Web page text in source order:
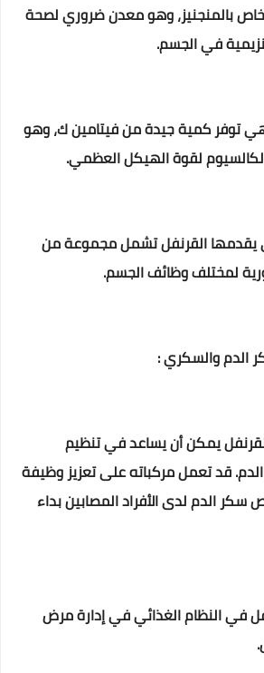
بالمنجنيز، وهو معدن ضروري لصحة
في الجسم.
توفر كمية جيدة من فيتامين ك، وهو
لقوة الهيكل العظمي.
يقدمها القرنفل تشمل مجموعة من
لمختلف وظائف الجسم.
الدم والسكري :
يمكن أن يساعد في تنظيم
قد تعمل مركباته على تعزيز وظيفة
سكر الدم لدى الأفراد المصابين بداء
في النظام الغذائي في إدارة مرض